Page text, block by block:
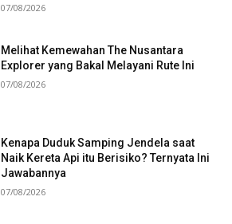
07/08/2026
Melihat Kemewahan The Nusantara
Explorer yang Bakal Melayani Rute Ini
07/08/2026
Kenapa Duduk Samping Jendela saat
Naik Kereta Api itu Berisiko? Ternyata Ini
Jawabannya
07/08/2026